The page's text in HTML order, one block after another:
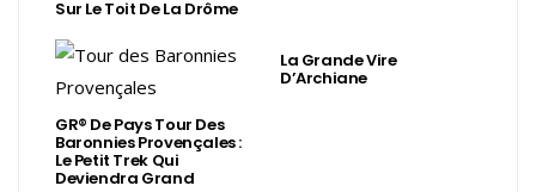
Sur Le Toit De La Drôme
GR® De Pays Tour Des
Baronnies Provençales :
Le Petit Trek Qui
Deviendra Grand
La Grande Vire
D’Archiane